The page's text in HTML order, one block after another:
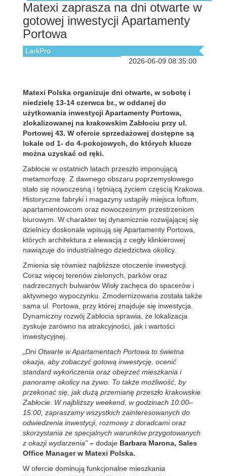
Matexi zaprasza na dni otwarte w
gotowej inwestycji Apartamenty
Portowa
LarkPro
2026-06-09 08:35:00
Matexi Polska organizuje dni otwarte, w sobotę i
niedzielę 13-14 czerwca br., w oddanej do
użytkowania inwestycji Apartamenty Portowa,
zlokalizowanej na krakowskim Zabłociu przy ul.
Portowej 43. W ofercie sprzedażowej dostępne są
lokale od 1- do 4-pokojowych, do których klucze
można uzyskać od ręki.
Zabłocie w ostatnich latach przeszło imponującą
metamorfozę. Z dawnego obszaru poprzemysłowego
stało się nowoczesną i tętniącą życiem częścią Krakowa.
Historyczne fabryki i magazyny ustąpiły miejsca loftom,
apartamentowcom oraz nowoczesnym przestrzeniom
biurowym. W charakter tej dynamicznie rozwijającej się
dzielnicy doskonale wpisują się Apartamenty Portowa,
których architektura z elewacją z cegły klinkierowej
nawiązuje do industrialnego dziedzictwa okolicy.
Zmienia się również najbliższe otoczenie inwestycji.
Coraz więcej terenów zielonych, parków oraz
nadrzecznych bulwarów Wisły zachęca do spacerów i
aktywnego wypoczynku. Zmodernizowana została także
sama ul. Portowa, przy której znajduje się inwestycja.
Dynamiczny rozwój Zabłocia sprawia, że lokalizacja
zyskuje zarówno na atrakcyjności, jak i wartości
inwestycyjnej.
„Dni Otwarte w Apartamentach Portowa to świetna
okazja, aby zobaczyć gotową inwestycję, ocenić
standard wykończenia oraz obejrzeć mieszkania i
panoramę okolicy na żywo. To także możliwość, by
przekonać się, jak dużą przemianę przeszło krakowskie
Zabłocie. W najbliższy weekend, w godzinach 10:00–
15:00, zapraszamy wszystkich zainteresowanych do
odwiedzenia inwestycji, rozmowy z doradcami oraz
skorzystania ze specjalnych warunków przygotowanych
z okazji wydarzenia” – dodaje Barbara Marona, Sales
Office Manager w Matexi Polska.
W ofercie dominują funkcjonalne mieszkania